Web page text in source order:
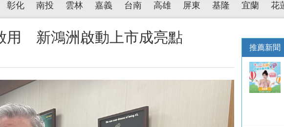
彰化 南投 雲林 嘉義 台南 高雄 屏東 基隆 宜蘭 花
用 新鴻洲啟動上市成亮點
推薦新聞